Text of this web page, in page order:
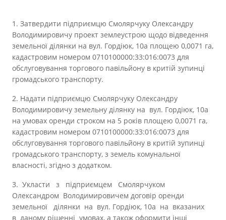
1. Затвердити підприємцю Смолярчуку Олександру
Володимировичу проект землеустрою щодо відведення
земельної ділянки на вул. Гордіюк, 10а площею 0,0071 га,
кадастровим номером 0710100000:33:016:0073 для
обслуговування торгового павільйону в критій зупинці
громадського транспорту.
2. Надати підприємцю Смолярчуку Олександру
Володимировичу земельну ділянку на вул. Гордіюк, 10а
на умовах оренди строком на 5 років площею 0,0071 га,
кадастровим номером 0710100000:33:016:0073 для
обслуговування торгового павільйону в критій зупинці
громадського транспорту, з земель комунальної
власності, згідно з додатком.
3. Укласти з підприємцем Смолярчуком
Олександром Володимировичем договір оренди
земельної ділянки на вул. Гордіюк, 10а на вказаних
в даному рішенні умовах, а також оформити інші